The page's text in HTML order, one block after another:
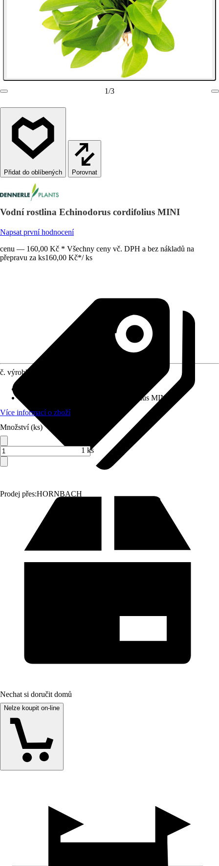
1/3
Porovnat
Vodní rostlina Echinodorus cordifolius MINI
Napsat první hodnocení
cenu — 160,00 Kč * Všechny ceny vč. DPH a bez nákladů na
přepravu za ks160,00 Kč*/ ks
Prodej přes:HORNBACH
č. výrobku
Echinodorus cordifolius MINI
Více informací o zboží
Množství (ks)
1 ks
Nechat si doručit domů
Nelze koupit on-line